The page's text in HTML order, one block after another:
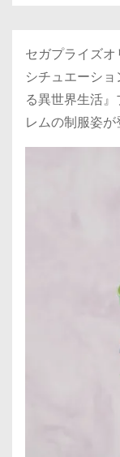
セガプライズ
シチュエーシ
る異世界生活
レムの制服姿が